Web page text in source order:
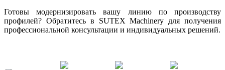
Готовы модернизировать вашу линию по производству
профилей? Обратитесь в SUTEX Machinery для получения
профессиональной консультации и индивидуальных решений.